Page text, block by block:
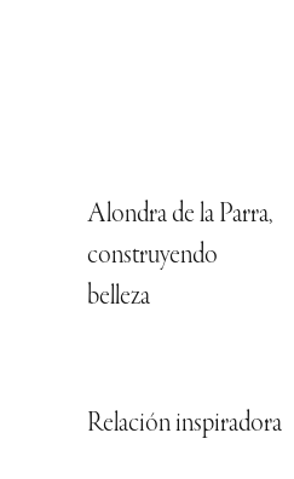
Alondra de la Parra,
construyendo
belleza
Relación inspiradora